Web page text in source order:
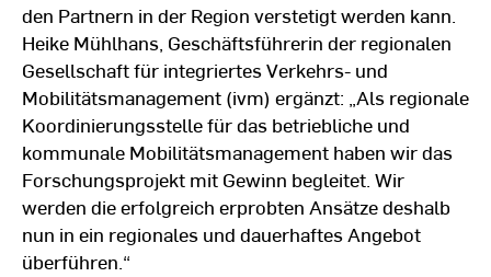
den Partnern in der Region verstetigt werden kann.
Heike Mühlhans, Geschäftsführerin der regionalen
Gesellschaft für integriertes Verkehrs- und
Mobilitätsmanagement (ivm) ergänzt: „Als regionale
Koordinierungsstelle für das betriebliche und
kommunale Mobilitätsmanagement haben wir das
Forschungsprojekt mit Gewinn begleitet. Wir
werden die erfolgreich erprobten Ansätze deshalb
nun in ein regionales und dauerhaftes Angebot
überführen.“